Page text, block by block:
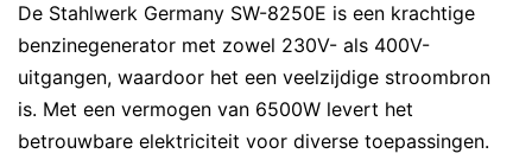
De Stahlwerk Germany SW-8250E is een krachtige
benzinegenerator met zowel 230V- als 400V-
uitgangen, waardoor het een veelzijdige stroombron
is. Met een vermogen van 6500W levert het
betrouwbare elektriciteit voor diverse toepassingen.